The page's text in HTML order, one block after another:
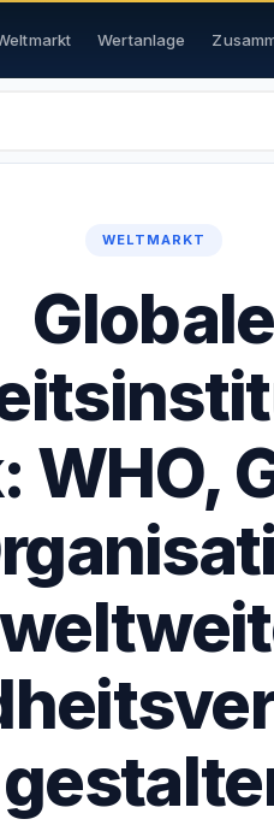
Wertanlage
WELTMARKT
Globale